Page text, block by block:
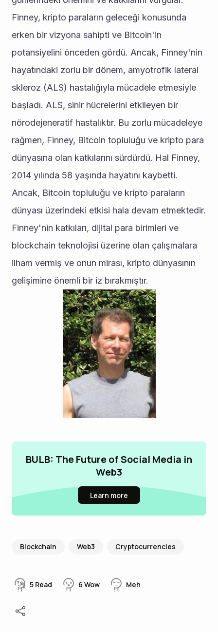
Finney, kripto paraların geleceği konusunda
erken bir vizyona sahipti ve Bitcoin'in
potansiyelini önceden gördü. Ancak, Finney'nin
hayatındaki zorlu bir dönem, amyotrofik lateral
skleroz (ALS) hastalığıyla mücadele etmesiyle
başladı. ALS, sinir hücrelerini etkileyen bir
nörodejeneratif hastalıktır. Bu zorlu mücadeleye
rağmen, Finney, Bitcoin topluluğu ve kripto para
dünyasına olan katkılarını sürdürdü. Hal Finney,
2014 yılında 58 yaşında hayatını kaybetti.
Ancak, Bitcoin topluluğu ve kripto paraların
dünyası üzerindeki etkisi hala devam etmektedir.
Finney'nin katkıları, dijital para birimleri ve
blockchain teknolojisi üzerine olan çalışmalara
ilham vermiş ve onun mirası, kripto dünyasının
gelişimine önemli bir iz bırakmıştır.
BULB: The Future of Social Media in
Web3
Learn more
Blockchain Web3 Cryptocurrencies
5 Read 6 Wow Meh